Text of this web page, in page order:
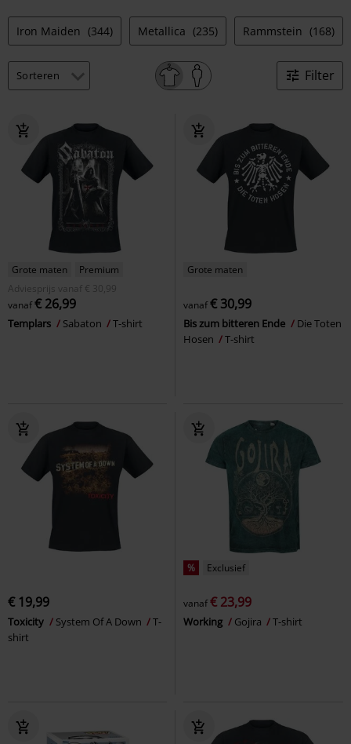
Iron Maiden (344) Metallica (235) Rammstein (168)
Filter
Grote maten
Premium
Adviesprijs
vanaf € 30,99
vanaf€ 26,99
Templars Sabaton T-shirt
Grote maten
vanaf€ 30,99
Bis zum bitteren Ende
Die Toten
Hosen
T-shirt
€ 19,99
Toxicity System Of A Down
T-
shirt
% Exclusief
vanaf€ 23,99
Working Gojira T-shirt